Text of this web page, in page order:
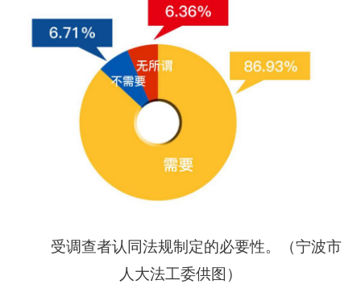
受调查者认同法规制定的必要性。（宁波市
人大法工委供图）